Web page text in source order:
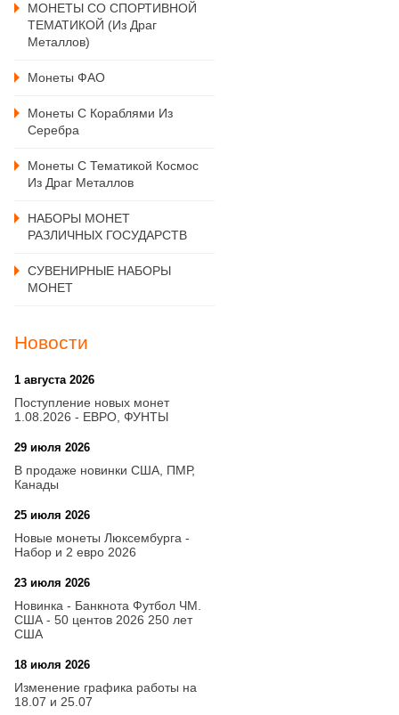
МОНЕТЫ СО СПОРТИВНОЙ
ТЕМАТИКОЙ (из Драг
Металлов)
Монеты ФАО
Монеты С Кораблями Из
Серебра
Монеты С Тематикой Космос
Из Драг Металлов
НАБОРЫ МОНЕТ
РАЗЛИЧНЫХ ГОСУДАРСТВ
СУВЕНИРНЫЕ НАБОРЫ
МОНЕТ
Новости
1 августа 2026
Поступление новых монет
1.08.2026 - ЕВРО, ФУНТЫ
29 июля 2026
В продаже новинки США, ПМР,
Канады
25 июля 2026
Новые монеты Люксембурга -
Набор и 2 евро 2026
23 июля 2026
Новинка - Банкнота Футбол ЧМ.
США - 50 центов 2026 250 лет
США
18 июля 2026
Изменение графика работы на
18.07 и 25.07